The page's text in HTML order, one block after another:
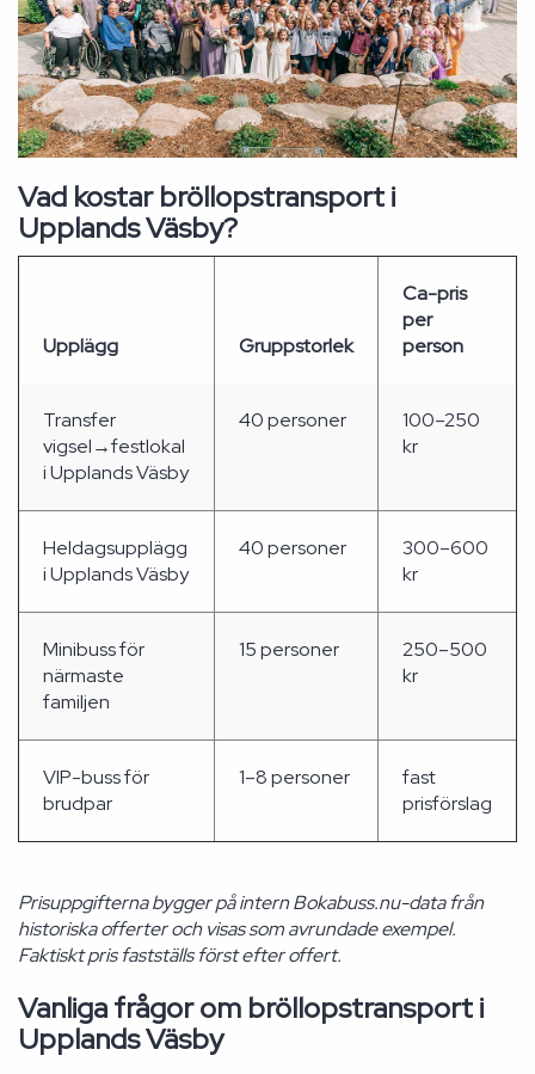
Vad kostar bröllopstransport i
Upplands Väsby?
Upplägg Gruppstorlek
Ca-pris
per
person
Transfer
vigsel→festlokal
i Upplands Väsby
40 personer
100–250
kr
Heldagsupplägg
i Upplands Väsby
40 personer
300–600
kr
Minibuss för
närmaste
familjen
15 personer
250–500
kr
VIP-buss för
brudpar
1–8 personer
fast
prisförslag
Prisuppgifterna bygger på intern Bokabuss.nu-data från
historiska offerter och visas som avrundade exempel.
Faktiskt pris fastställs först efter offert.
Vanliga frågor om bröllopstransport i
Upplands Väsby